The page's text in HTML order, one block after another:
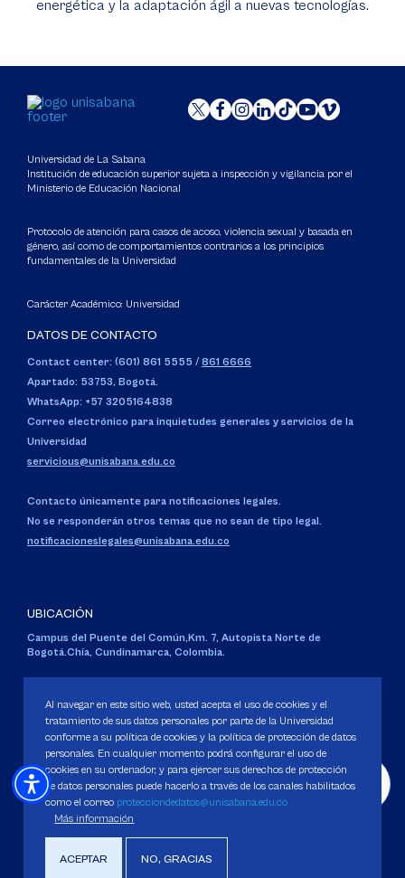
energética y la adaptación ágil a nuevas tecnologías.
Universidad de La Sabana
Institución de educación superior sujeta a inspección y vigilancia por el
Ministerio de Educación Nacional
Protocolo de atención para casos de acoso, violencia sexual y basada en
género, así como de comportamientos contrarios a los principios
fundamentales de la Universidad
Carácter Académico: Universidad
DATOS DE CONTACTO
Contact center: (601) 861 5555 / 861 6666
Apartado: 53753, Bogotá.
WhatsApp: +57 3205164838
Correo electrónico para inquietudes generales y servicios de la
Universidad
servicious@unisabana.edu.co
Contacto únicamente para notificaciones legales.
No se responderán otros temas que no sean de tipo legal.
notificacioneslegales@unisabana.edu.co
UBICACIÓN
Campus del Puente del Común,Km. 7, Autopista Norte de
Bogotá.Chía, Cundinamarca, Colombia.
Personería Jurídica:Resolución 130 del 14 de enero de 1980.
Ministerio de Educación Nacional.
Política de Protección de datos
Derechos Pecuniarios
Al navegar en este sitio web, usted acepta el uso de cookies y el
tratamiento de sus datos personales por parte de la Universidad
conforme a su política de cookies y la política de protección de datos
personales. En cualquier momento podrá configurar el uso de
cookies en su ordenador, y para ejercer sus derechos de protección
de datos personales puede hacerlo a través de los canales habilitados
como el correo protecciondedatos@unisabana.edu.co
Más información
ACEPTAR NO, GRACIAS